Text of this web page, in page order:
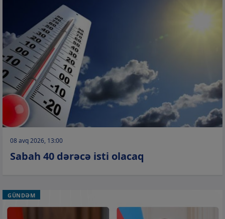
08 avq 2026, 13:00
Sabah 40 dərəcə isti olacaq
GÜNDƏM